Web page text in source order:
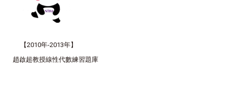
【2010年-2013年】
趙啟超教授線性代數練習題庫